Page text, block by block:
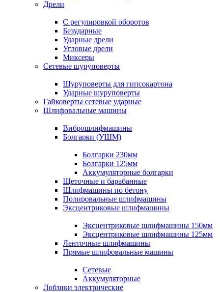
Дрели
С регулировкой оборотов
Безударные
Ударные дрели
Угловые дрели
Миксеры
Сетевые шуруповерты
Шуруповерты для гипсокартона
Ударные шуруповерты
Гайковерты сетевые ударные
Шлифовальные машины
Виброшлифмашины
Болгарки (УШМ)
Болгарки 230мм
Болгарки 125мм
Аккумуляторные болгарки
Щеточные и барабанные
Шлифмашины по бетону
Полировальные шлифмашины
Эксцентриковые шлифмашины
Эксцентриковые шлифмашины 150мм
Эксцентриковые шлифмашины 125мм
Ленточные шлифмашины
Прямые шлифовальные машины
Сетевые
Аккумуляторные
Лобзики электрические